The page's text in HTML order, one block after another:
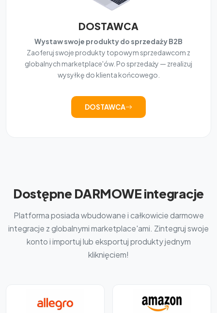
DOSTAWCA
Wystaw swoje produkty do sprzedaży B2B
Zaoferuj swoje produkty topowym sprzedawcom z
globalnych marketplace'ów. Po sprzedaży — zrealizuj
wysyłkę do klienta końcowego.
DOSTAWCA
Dostępne DARMOWE integracje
Platforma posiada wbudowane i całkowicie darmowe
integracje z globalnymi marketplace'ami. Zintegruj swoje
konto i importuj lub eksportuj produkty jednym
kliknięciem!